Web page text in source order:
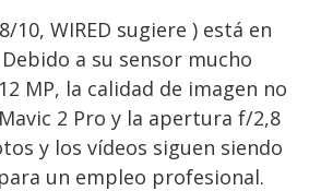
10, WIRED sugiere ) está en
a su sensor mucho
MP, la calidad de imagen no
2 Pro y la apertura f/2,8
y los vídeos siguen siendo
un empleo profesional.